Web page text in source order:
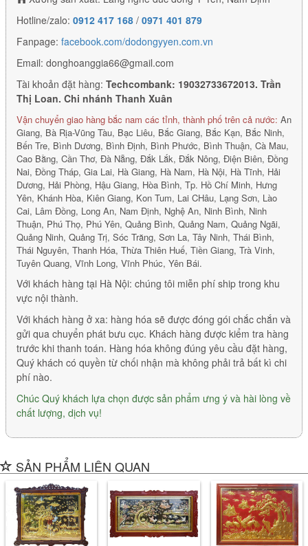
Hotline/zalo: 0912 417 168 / 0971 401 879
Fanpage: facebook.com/dodongyyen.com.vn
Email: donghoanggia66@gmail.com
Tài khoản đặt hàng: Techcombank: 19032733672013. Trần
Thị Loan. Chi nhánh Thanh Xuân
Vận chuyển giao hàng bắc nam các tỉnh, thành phố trên cả nước: An
Giang, Bà Rịa-Vũng Tàu, Bạc Liêu, Bắc Giang, Bắc Kạn, Bắc Ninh,
Bến Tre, Bình Dương, Bình Định, Bình Phước, Bình Thuận, Cà Mau,
Cao Bằng, Cần Thơ, Đà Nẵng, Đắk Lắk, Đắk Nông, Điện Biên, Đồng
Nai, Đồng Tháp, Gia Lai, Hà Giang, Hà Nam, Hà Nội, Hà Tĩnh, Hải
Dương, Hải Phòng, Hậu Giang, Hòa Bình, Tp. Hồ Chí Minh, Hưng
Yên, Khánh Hòa, Kiên Giang, Kon Tum, Lai CHâu, Lạng Sơn, Lào
Cai, Lâm Đồng, Long An, Nam Định, Nghệ An, Ninh Bình, Ninh
Thuận, Phú Thọ, Phú Yên, Quảng Bình, Quảng Nam, Quảng Ngãi,
Quảng Ninh, Quảng Trị, Sóc Trăng, Sơn La, Tây Ninh, Thái Bình,
Thái Nguyên, Thanh Hóa, Thừa Thiên Huế, Tiền Giang, Trà Vinh,
Tuyên Quang, Vĩnh Long, Vĩnh Phúc, Yên Bái.
Với khách hàng tại Hà Nội: chúng tôi miễn phí ship trong khu
vực nội thành.
Với khách hàng ở xa: hàng hóa sẽ được đóng gói chắc chắn và
gửi qua chuyển phát bưu cục. Khách hàng được kiểm tra hàng
trước khi thanh toán. Hàng hóa không đúng yêu cầu đặt hàng,
Quý khách có quyền từ chối nhận mà không phải trả bất kì chi
phí nào.
Chúc Quý khách lựa chọn được sản phẩm ưng ý và hài lòng về
chất lượng, dịch vụ!
SẢN PHẨM LIÊN QUAN